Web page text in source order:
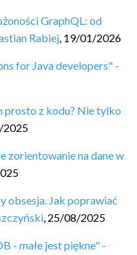
GraphQL: od
Rabiej, 19/01/2026
for Java developers" -
prosto z kodu? Nie tylko
2025
zorientowanie na dane w
obsesja. Jak poprawiać
, 25/08/2025
- małe jest piękne" -